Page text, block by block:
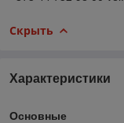
Скрыть
Характеристики
Основные